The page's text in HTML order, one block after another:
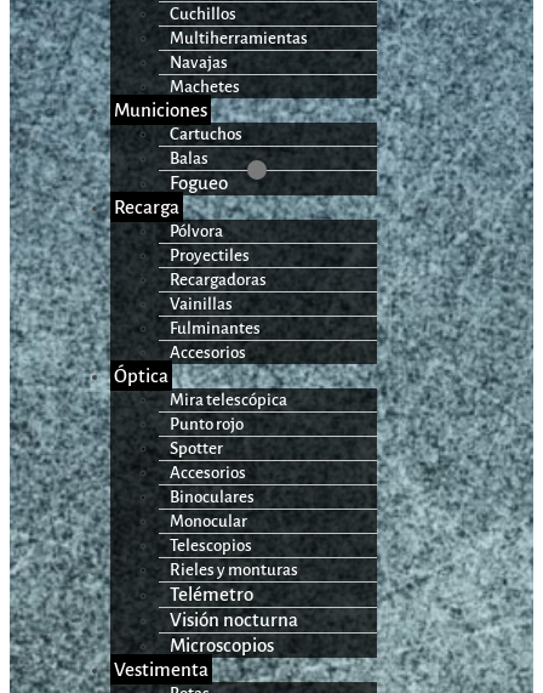
Cuchillos
Multiherramientas
Navajas
Machetes
Municiones
Cartuchos
Balas
Fogueo
Recarga
Pólvora
Proyectiles
Recargadoras
Vainillas
Fulminantes
Accesorios
Óptica
Mira telescópica
Punto rojo
Spotter
Accesorios
Binoculares
Monocular
Telescopios
Rieles y monturas
Telémetro
Visión nocturna
Microscopios
Vestimenta